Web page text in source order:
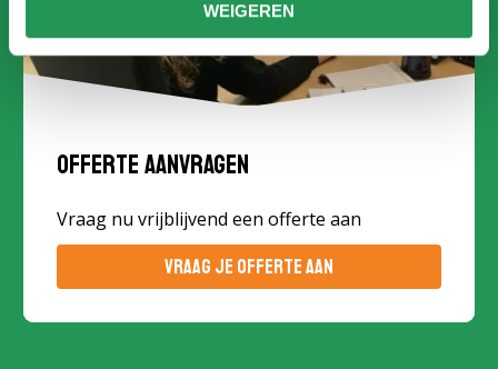
WEIGEREN
Offerte aanvragen
Vraag nu vrijblijvend een offerte aan
VRAAG JE OFFERTE AAN